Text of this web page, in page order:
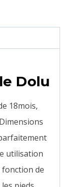
Dolu
18mois,
utilisation
fonction de